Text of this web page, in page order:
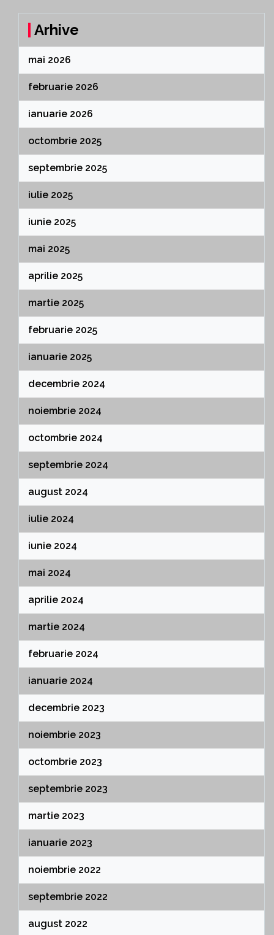
Arhive
mai 2026
februarie 2026
ianuarie 2026
octombrie 2025
septembrie 2025
iulie 2025
iunie 2025
mai 2025
aprilie 2025
martie 2025
februarie 2025
ianuarie 2025
decembrie 2024
noiembrie 2024
octombrie 2024
septembrie 2024
august 2024
iulie 2024
iunie 2024
mai 2024
aprilie 2024
martie 2024
februarie 2024
ianuarie 2024
decembrie 2023
noiembrie 2023
octombrie 2023
septembrie 2023
martie 2023
ianuarie 2023
noiembrie 2022
septembrie 2022
august 2022